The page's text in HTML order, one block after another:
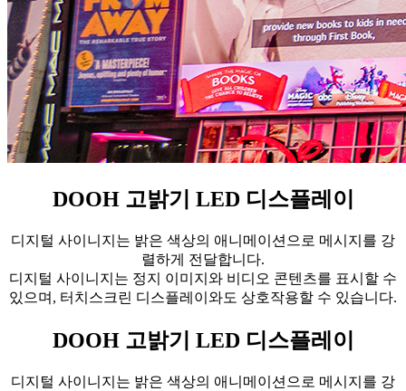
DOOH 고밝기 LED 디스플레이
디지털 사이니지는 밝은 색상의 애니메이션으로 메시지를 강
렬하게 전달합니다.
디지털 사이니지는 정지 이미지와 비디오 콘텐츠를 표시할 수
있으며, 터치스크린 디스플레이와도 상호작용할 수 있습니다.
DOOH 고밝기 LED 디스플레이
디지털 사이니지는 밝은 색상의 애니메이션으로 메시지를 강